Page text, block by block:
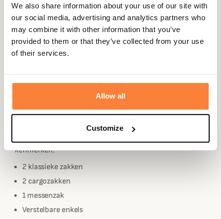
We also share information about your use of our site with
our social media, advertising and analytics partners who
may combine it with other information that you’ve
provided to them or that they’ve collected from your use
of their services.
Allow all
Customize
mooie gewaxte stof en heeft verstevigingen aan de
knieën en onderkant van de enkels, de plekken die het
meest worden blootgesteld aan vroegtijdige slijtage.
Uitgerust met het Seetex waterdichte en ademende
membraan, speciaal ontwikkeld door Seeland, bent u
voeren in de Key-Point Reinforced broek.
Deze broek houdt je comfortabel op je post zonder in te
boeten aan nuchterheid. De groene kleur is veelzijdig en
kenmerken:
2 klassieke zakken
2 cargozakken
1 messenzak
Verstelbare enkels